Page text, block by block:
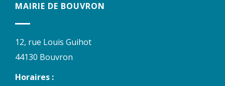
MAIRIE DE BOUVRON
12, rue Louis Guihot
44130 Bouvron
Horaires :